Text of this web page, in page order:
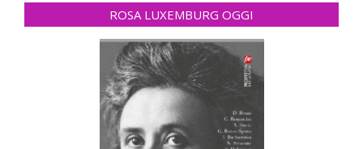
ROSA LUXEMBURG OGGI